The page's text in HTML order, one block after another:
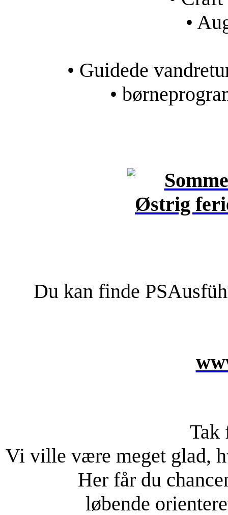
•
• Guidede
•
Du kan finde
Tak
Vi ville være meget glad,
Her får du
løbende